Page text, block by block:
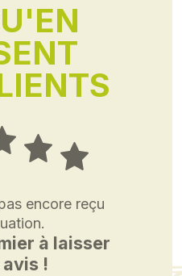
encore reçu
à laisser
!